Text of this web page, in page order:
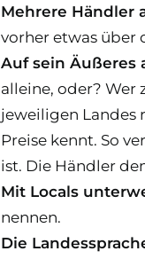
Mehrere Händler
vorher etwas über
Auf sein Äußeres
alleine, oder? Wer
jeweiligen Landes
Preise kennt. So
ist. Die Händler
Mit Locals
nennen.
Die